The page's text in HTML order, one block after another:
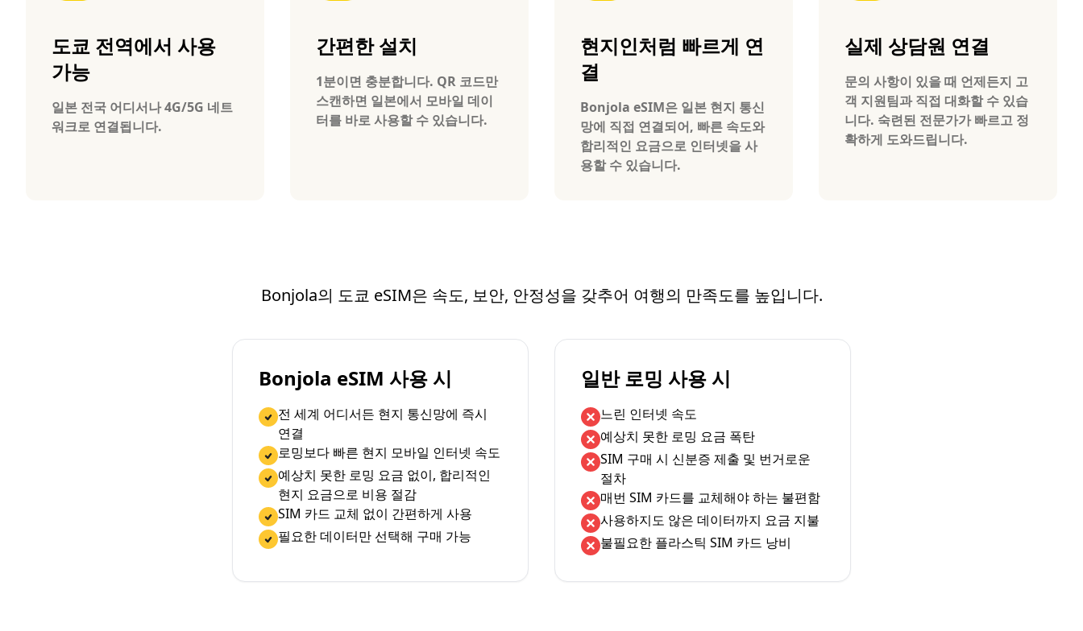
도쿄 전역에서 사용
가능
일본 전국 어디서나 4G/5G 네트
워크로 연결됩니다.
간편한 설치
1분이면 충분합니다. QR 코드만
스캔하면 일본에서 모바일 데이
터를 바로 사용할 수 있습니다.
현지인처럼 빠르게 연
결
Bonjola eSIM은 일본 현지 통신
망에 직접 연결되어, 빠른 속도와
합리적인 요금으로 인터넷을 사
용할 수 있습니다.
실제 상담원 연결
문의 사항이 있을 때 언제든지 고
객 지원팀과 직접 대화할 수 있습
니다. 숙련된 전문가가 빠르고 정
확하게 도와드립니다.
Bonjola의 도쿄 eSIM은 속도, 보안, 안정성을 갖추어 여행의 만족도를 높입니다.
Bonjola eSIM 사용 시
전 세계 어디서든 현지 통신망에 즉시
연결
로밍보다 빠른 현지 모바일 인터넷 속도
예상치 못한 로밍 요금 없이, 합리적인
현지 요금으로 비용 절감
SIM 카드 교체 없이 간편하게 사용
필요한 데이터만 선택해 구매 가능
일반 로밍 사용 시
느린 인터넷 속도
예상치 못한 로밍 요금 폭탄
SIM 구매 시 신분증 제출 및 번거로운
절차
매번 SIM 카드를 교체해야 하는 불편함
사용하지도 않은 데이터까지 요금 지불
불필요한 플라스틱 SIM 카드 낭비